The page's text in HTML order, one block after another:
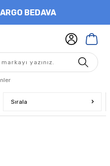
BEDAVA
Sırala